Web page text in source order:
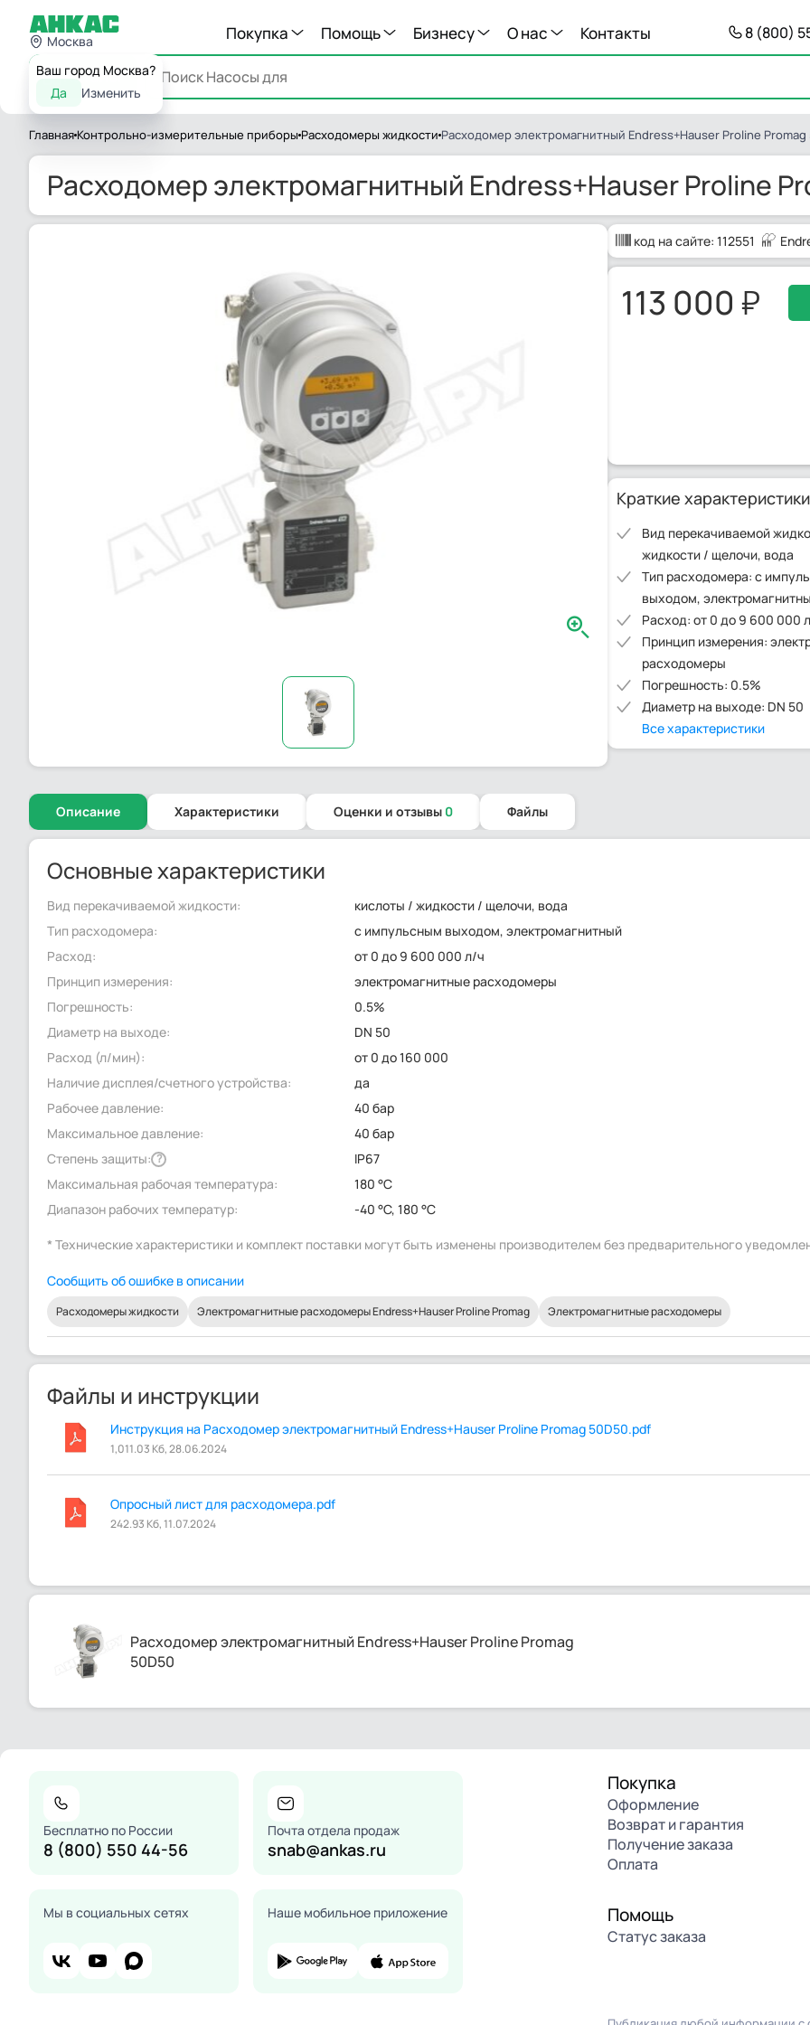
Москва
Ваш город Москва?
Да
Изменить
Покупка Помощь Бизнесу О нас Контакты 8 (800)
Каталог
Главная Контрольно-измерительные приборы Расходомеры жидкости Расходомер электромагнитный Endress+Hauser Proline Promag
Расходомер электромагнитный Endress+Hauser Proline
код на сайте: 112551
113 000
Краткие характеристики
Вид перекачиваемой
жидкости / щелочи, вода
Тип расходомера: с
выходом,
Расход: от 0 до 9 600 000
Принцип измерения:
расходомеры
Погрешность: 0.5%
Диаметр на выходе: DN 50
Все характеристики
Описание Характеристики Оценки и отзывы 0 Файлы
Основные характеристики
Вид перекачиваемой жидкости:
кислоты / жидкости / щелочи, вода
Тип расходомера:
с импульсным выходом, электромагнитный
Расход:
от 0 до 9 600 000 л/ч
Принцип измерения:
электромагнитные расходомеры
Погрешность:
0.5%
Диаметр на выходе:
DN 50
Расход (л/мин):
от 0 до 160 000
Наличие дисплея/счетного устройства:
да
Рабочее давление:
40 бар
Максимальное давление:
40 бар
Степень защиты: ?
IP67
Максимальная рабочая температура:
180 °C
Диапазон рабочих температур:
-40 °C, 180 °C
* Технические характеристики и комплект поставки могут быть изменены производителем без предварительного
Сообщить об ошибке в описании
Расходомеры жидкости Электромагнитные расходомеры Endress+Hauser Proline Promag Электромагнитные расходомеры
Файлы и инструкции
Инструкция на Расходомер электромагнитный Endress+Hauser Proline Promag 50D50.pdf
1,011.03 Кб, 28.06.2024
Опросный лист для расходомера.pdf
242.93 Кб, 11.07.2024
Расходомер электромагнитный Endress+Hauser Proline Promag
50D50
Бесплатно по России
8 (800) 550 44-56
Почта отдела продаж
snab@ankas.ru
Мы в социальных сетях Наше мобильное приложение
Покупка
Оформление
Возврат и гарантия
Получение заказа
Оплата
Помощь
Статус заказа